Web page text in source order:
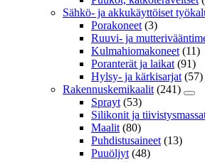
Sähkö- ja akkukäyttöiset
Porakoneet (3)
Ruuvi- ja
Kulmahiomakoneet (11)
Poranterät ja laikat (91)
Hylsy- ja kärkisarjat (57)
Rakennuskemikaalit (241)
Sprayt (53)
Silikonit ja
Maalit (80)
Puhdistusaineet (13)
Puuöljyt (48)